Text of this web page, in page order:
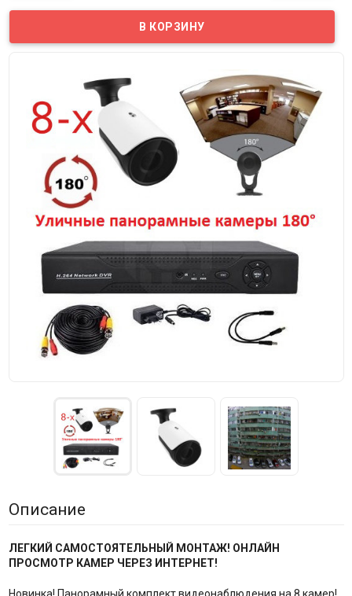
Описание
ЛЕГКИЙ САМОСТОЯТЕЛЬНЫЙ МОНТАЖ! ОНЛАЙН
ПРОСМОТР КАМЕР ЧЕРЕЗ ИНТЕРНЕТ!